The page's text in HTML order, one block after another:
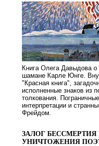
Книга Олега Давыдова о
шамане Карле Юнге.
"Красная книга",
исполненные знаков из
толкования.
интерпретации и
Фрейдом.
ЗАЛОГ
УНИЧТОЖЕНИЯ